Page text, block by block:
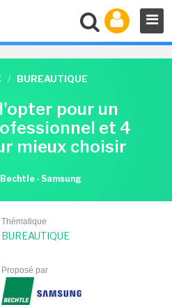
/ BUREAUTIQUE
pour un
et 4
mieux choisir
Bechtle - Samsung
Thématique
BUREAUTIQUE
Proposé par